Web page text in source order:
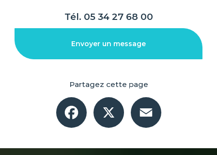
Tél. 05 34 27 68 00
Envoyer un message
Partagez cette page
Facebook